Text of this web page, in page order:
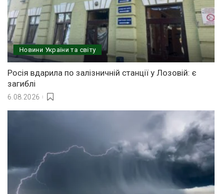
Новини України та світу
Росія вдарила по залізничній станції у Лозовій: є
загиблі
6.08.2026